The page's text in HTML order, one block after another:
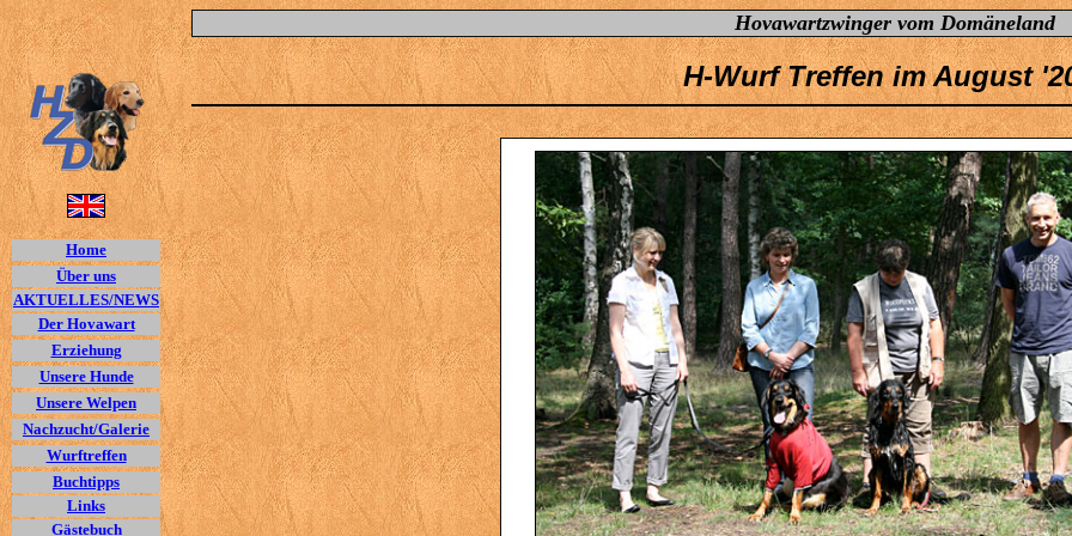
Home
Über uns
AKTUELLES/NEWS
Der Hovawart
Erziehung
Unsere Hunde
Unsere Welpen
Nachzucht/Galerie
Wurftreffen
Buchtipps
Links
Gästebuch
Hovawartzwinger vom Domäneland
H-Wurf Treffen im August